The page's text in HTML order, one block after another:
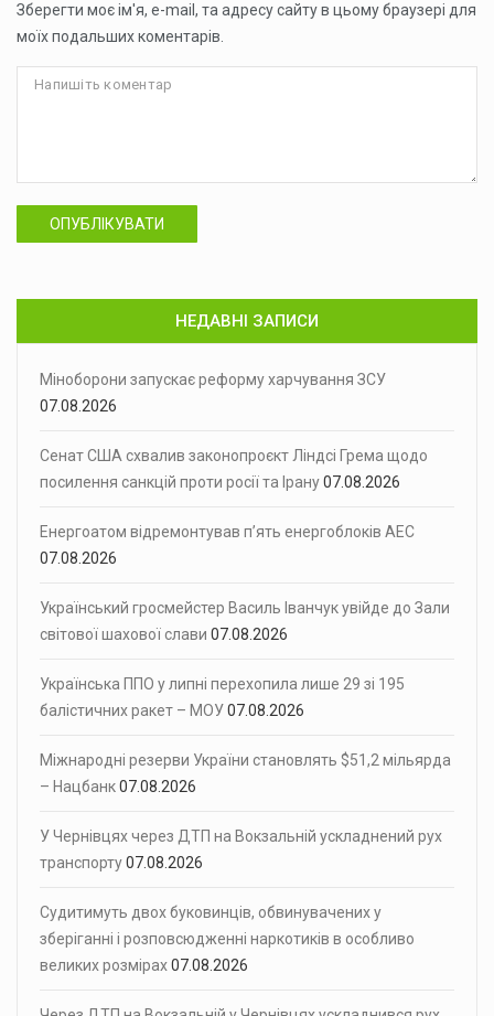
Зберегти моє ім'я, e-mail, та адресу сайту в цьому браузері для
моїх подальших коментарів.
ОПУБЛІКУВАТИ
НЕДАВНІ ЗАПИСИ
Міноборони запускає реформу харчування ЗСУ
07.08.2026
Сенат США схвалив законопроєкт Ліндсі Грема щодо
посилення санкцій проти росії та Ірану07.08.2026
Енергоатом відремонтував п’ять енергоблоків АЕС
07.08.2026
Український гросмейстер Василь Іванчук увійде до Зали
світової шахової слави 07.08.2026
Українська ППО у липні перехопила лише 29 зі 195
балістичних ракет – МОУ07.08.2026
Міжнародні резерви України становлять $51,2 мільярда
– Нацбанк07.08.2026
У Чернівцях через ДТП на Вокзальній ускладнений рух
транспорту07.08.2026
Судитимуть двох буковинців, обвинувачених у
зберіганні і розповсюдженні наркотиків в особливо
великих розмірах07.08.2026